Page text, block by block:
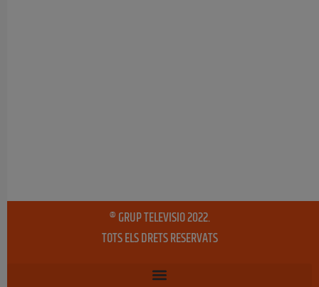
® GRUP TELEVISIO 2022.
TOTS ELS DRETS RESERVATS